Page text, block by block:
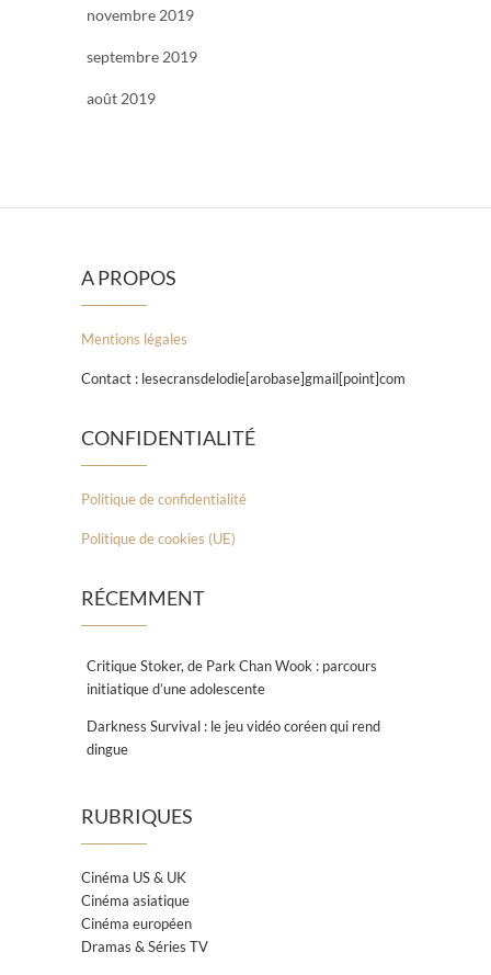
novembre 2019
septembre 2019
août 2019
A PROPOS
Mentions légales
Contact : lesecransdelodie[arobase]gmail[point]com
CONFIDENTIALITÉ
Politique de confidentialité
Politique de cookies (UE)
RÉCEMMENT
Critique Stoker, de Park Chan Wook : parcours
initiatique d’une adolescente
Darkness Survival : le jeu vidéo coréen qui rend
dingue
RUBRIQUES
Cinéma US & UK
Cinéma asiatique
Cinéma européen
Dramas & Séries TV